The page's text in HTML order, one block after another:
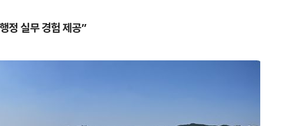
정 실무 경험 제공”